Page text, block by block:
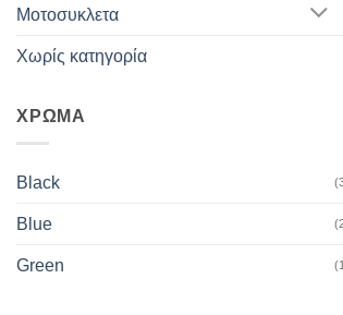
Μοτοσυκλετα
Χωρίς κατηγορία
ΧΡΩΜΑ
Black
Blue
Green